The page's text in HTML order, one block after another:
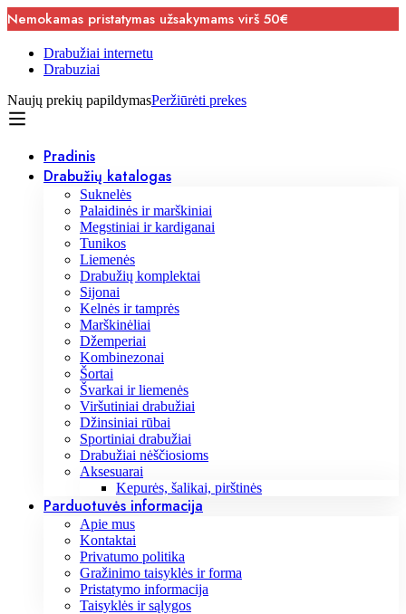
Nemokamas pristatymas užsakymams virš 50€
Drabužiai internetu
Drabuziai
Naujų prekių papildymasPeržiūrėti prekes
Pradinis
Drabužių katalogas
Suknelės
Palaidinės ir marškiniai
Megstiniai ir kardiganai
Tunikos
Liemenės
Drabužių komplektai
Sijonai
Kelnės ir tamprės
Marškinėliai
Džemperiai
Kombinezonai
Šortai
Švarkai ir liemenės
Viršutiniai drabužiai
Džinsiniai rūbai
Sportiniai drabužiai
Drabužiai nėščiosioms
Aksesuarai
Kepurės, šalikai, pirštinės
Parduotuvės informacija
Apie mus
Kontaktai
Privatumo politika
Gražinimo taisyklės ir forma
Pristatymo informacija
Taisyklės ir sąlygos